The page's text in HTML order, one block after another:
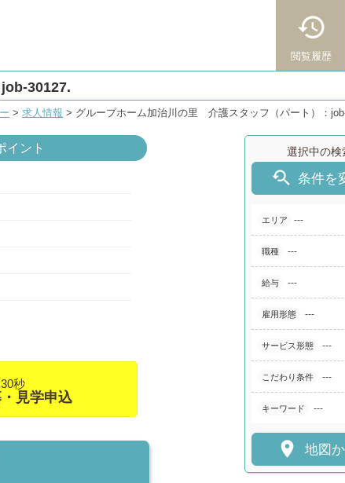
閲覧履歴
30127.
> 求人情報 > グループホーム加治川の里 介護スタッフ（パート）：
選択中の検
 条件を
エリア ---
職種 ---
給与 ---
雇用形態 ---
サービス形態 ---
こだわり条件 ---
キーワード ---
 地図
イント
秒
見学申込